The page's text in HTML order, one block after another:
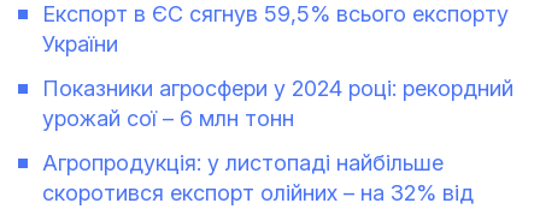
Експорт в ЄС сягнув 59,5% всього експорту
України
Показники агросфери у 2024 році: рекордний
урожай сої – 6 млн тонн
Агропродукція: у листопаді найбільше
скоротився експорт олійних – на 32% від